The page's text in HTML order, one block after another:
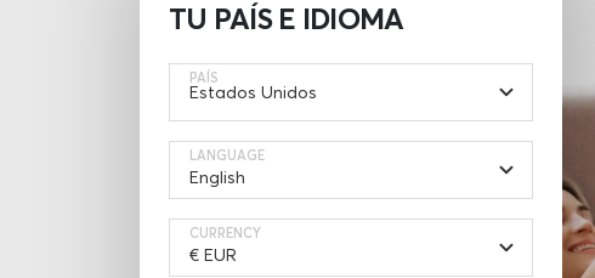
TU PAÍS E IDIOMA
PAÍS
LANGUAGE
CURRENCY